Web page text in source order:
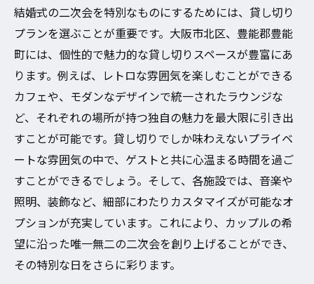
結婚式の二次会を特別なものにするためには、貸し切り
プランを選ぶことが重要です。大阪市北区、豊能郡豊能
町には、個性的で魅力的な貸し切りスペースが豊富にあ
ります。例えば、レトロな雰囲気を楽しむことができる
カフェや、モダンなデザインで統一されたラウンジな
ど、それぞれの場所が持つ独自の魅力を最大限に引き出
すことが可能です。貸し切りでしか味わえないプライベ
ートな雰囲気の中で、ゲストと共に心温まる時間を過ご
すことができるでしょう。そして、各施設では、音楽や
照明、装飾など、細部にわたりカスタマイズが可能なオ
プションが充実しています。これにより、カップルの希
望に沿った唯一無二の二次会を創り上げることができ、
その特別な日をさらに彩ります。